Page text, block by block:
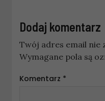
Dodaj komentarz
Twój adres email nie
Wymagane pola są
Komentarz *